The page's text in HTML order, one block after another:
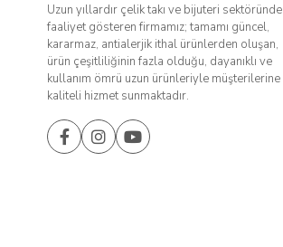
Uzun yıllardır çelik takı ve bijuteri sektöründe
faaliyet gösteren firmamız; tamamı güncel,
kararmaz, antialerjik ithal ürünlerden oluşan,
ürün çeşitliliğinin fazla olduğu, dayanıklı ve
kullanım ömrü uzun ürünleriyle müşterilerine
kaliteli hizmet sunmaktadır.